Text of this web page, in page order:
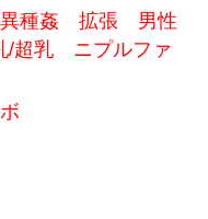
異種姦 拡張
男性
/超乳
ニプルファ